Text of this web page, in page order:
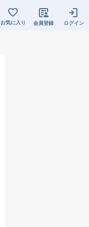
お気に入り 会員登録 ログイン